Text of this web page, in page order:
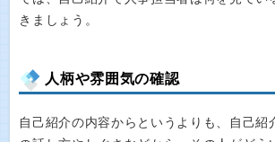
きましょう。
人柄や雰囲気の確認
自己紹介の内容からというよりも、自己紹